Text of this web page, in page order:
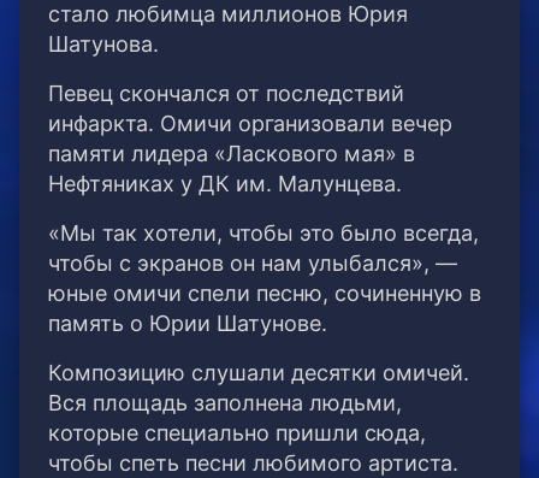
стало любимца миллионов Юрия
Шатунова.
Певец скончался от последствий
инфаркта. Омичи организовали вечер
памяти лидера «Ласкового мая» в
Нефтяниках у ДК им. Малунцева.
«Мы так хотели, чтобы это было всегда,
чтобы с экранов он нам улыбался», —
юные омичи спели песню, сочиненную в
память о Юрии Шатунове.
Композицию слушали десятки омичей.
Вся площадь заполнена людьми,
которые специально пришли сюда,
чтобы спеть песни любимого артиста.